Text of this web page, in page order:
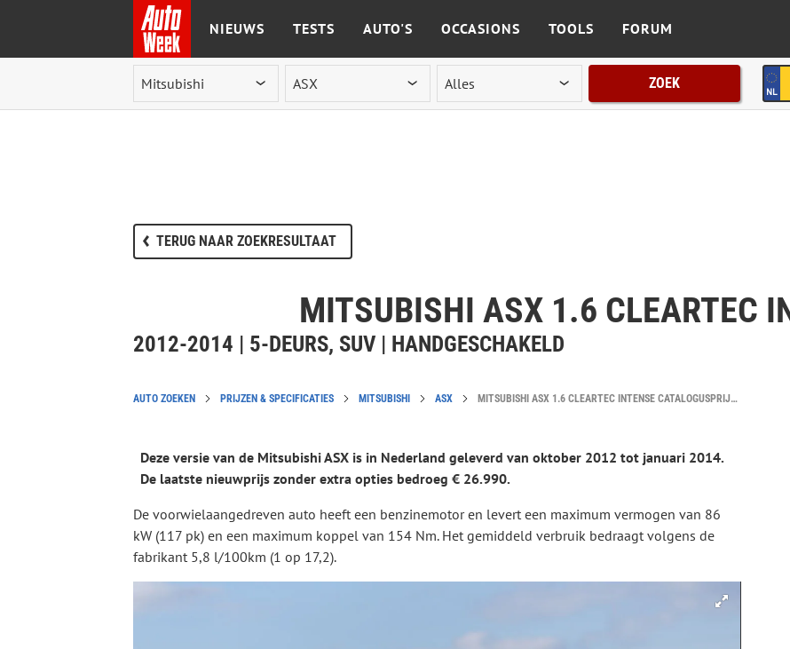
Ga naar de inhoud
NIEUWS TESTS AUTO'S OCCASIONS TOOLS FORUM
ZOEK
TERUG NAAR ZOEKRESULTAAT
MITSUBISHI ASX 1.6 CLEARTEC
2012-2014 | 5-DEURS, SUV | HANDGESCHAKELD
AUTO ZOEKEN PRIJZEN & SPECIFICATIES MITSUBISHI ASX MITSUBISHI ASX 1.6 CLEARTEC INTENSE CATALOGUSPRIJS EN SPECIFICATIES
Deze versie van de Mitsubishi ASX is in Nederland geleverd van oktober 2012 tot januari 2014.
De laatste nieuwprijs zonder extra opties bedroeg € 26.990.
De voorwielaangedreven auto heeft een benzinemotor en levert een maximum vermogen van 86
kW (117 pk) en een maximum koppel van 154 Nm. Het gemiddeld verbruik bedraagt volgens de
fabrikant 5,8 l/100km (1 op 17,2).